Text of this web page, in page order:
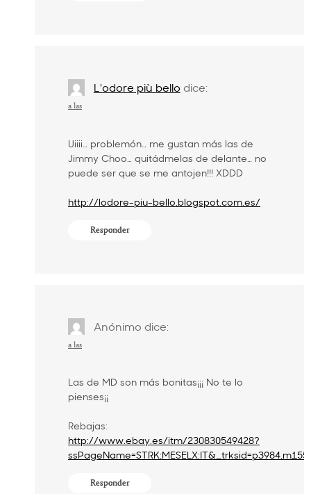
L'odore più bello dice:
a las
Uiiii… problemón… me gustan más las de
Jimmy Choo… quitádmelas de delante… no
puede ser que se me antojen!!! XDDD
http://lodore-piu-bello.blogspot.com.es/
Responder
Anónimo dice:
a las
Las de MD son más bonitas¡¡¡ No te lo
pienses¡¡
Rebajas:
http://www.ebay.es/itm/230830549428?
Responder